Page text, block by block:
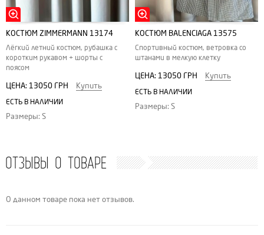
КОСТЮМ ZIMMERMANN 13174
Лёгкий летний костюм, рубашка с
коротким рукавом + шорты с
поясом
ЦЕНА: 13050 ГРН Купить
ЕСТЬ В НАЛИЧИИ
Размеры: S
КОСТЮМ BALENCIAGA 13575
Спортивный костюм, ветровка со
штанами в мелкую клетку
ЦЕНА: 13050 ГРН Купить
ЕСТЬ В НАЛИЧИИ
Размеры: S
ОТЗЫВЫ О ТОВАРЕ
О данном товаре пока нет отзывов.